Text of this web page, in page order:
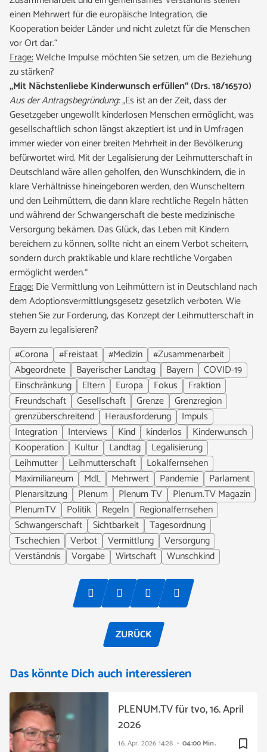
einen Mehrwert für die europäische Integration, die
Kooperation beider Länder und nicht zuletzt für die Menschen
vor Ort dar.“
Frage:Welche Impulse möchten Sie setzen, um die Beziehung
zu stärken?
„Mit Nächstenliebe Kinderwunsch erfüllen“ (Drs. 18/16570)
Aus der Antragsbegründung:„Es ist an der Zeit, dass der
Gesetzgeber ungewollt kinderlosen Menschen ermöglicht, was
gesellschaftlich schon längst akzeptiert ist und in Umfragen
immer wieder von einer breiten Mehrheit in der Bevölkerung
befürwortet wird. Mit der Legalisierung der Leihmutterschaft in
Deutschland wäre allen geholfen, den Wunschkindern, die in
klare Verhältnisse hineingeboren werden, den Wunscheltern
und den Leihmüttern, die dann klare rechtliche Regeln hätten
und während der Schwangerschaft die beste medizinische
Versorgung bekämen. Das Glück, das Leben mit Kindern
bereichern zu können, sollte nicht an einem Verbot scheitern,
sondern durch praktikable und klare rechtliche Vorgaben
ermöglicht werden.“
Frage:Die Vermittlung von Leihmüttern ist in Deutschland nach
dem Adoptionsvermittlungsgesetz gesetzlich verboten. Wie
stehen Sie zur Forderung, das Konzept der Leihmutterschaft in
Bayern zu legalisieren?
#Corona
#Freistaat #Medizin
#Zusammenarbeit
Abgeordnete
Bayerischer Landtag Bayern
COVID-19
Einschränkung
Eltern Europa Fokus
Fraktion
Freundschaft
Gesellschaft Grenze
Grenzregion
grenzüberschreitend
Herausforderung
Impuls
Integration
Interviews Kind kinderlos
Kinderwunsch
Kooperation
Kultur Landtag
Legalisierung
Leihmutter
Leihmutterschaft
Lokalfernsehen
Maximilianeum
MdL Mehrwert Pandemie
Parlament
Plenarsitzung
Plenum Plenum TV
Plenum.TV Magazin
PlenumTV
Politik Regeln
Regionalfernsehen
Schwangerschaft
Sichtbarkeit
Tagesordnung
Tschechien
Verbot Vermittlung
Versorgung
Verständnis
Vorgabe Wirtschaft Wunschkind
ZURÜCK
Das könnte Dich auch interessieren
bookmark_border
16. Apr. 2026 14:28 04:00 Min.
PLENUM.TV für tvo, 16. April
2026